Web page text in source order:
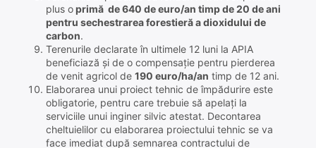
plus oprimă de 640 de euro/an timp de 20 de ani
pentru sechestrarea forestieră a dioxidului de
carbon.
Terenurile declarate în ultimele 12 luni la APIA
beneficiază și de o compensație pentru pierderea
de venit agricol de 190 euro/ha/an timp de 12 ani.
Elaborarea unui proiect tehnic de împădurire este
obligatorie, pentru care trebuie să apelați la
serviciile unui inginer silvic atestat. Decontarea
cheltuielilor cu elaborarea proiectului tehnic se va
face imediat după semnarea contractului de